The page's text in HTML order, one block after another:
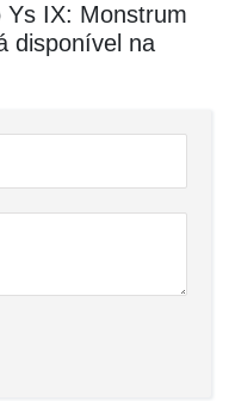
Ys IX: Monstrum
disponível na